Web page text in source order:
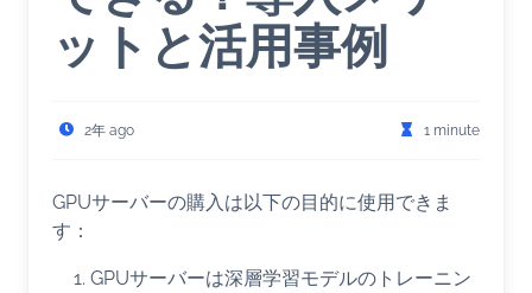
ットと活用事例
2年 ago 1 minute
GPUサーバーの購入は以下の目的に使用できま
す：
GPUサーバーは深層学習モデルのトレーニン